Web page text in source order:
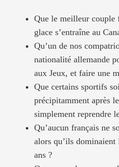
Que le meilleur couple
glace s’entraîne au
Qu’un de nos
nationalité allemande
aux Jeux, et faire une
Que certains sportifs
précipitamment après
simplement reprendre
Qu’aucun français ne
alors qu’ils
ans ?